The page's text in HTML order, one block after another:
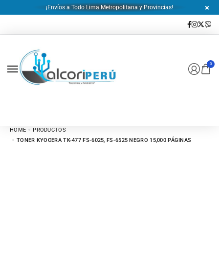
¡Envíos a Todo Lima Metropolitana y Provincias!
0
HOME
PRODUCTOS
TONER KYOCERA TK-477 FS-6025, FS-6525 NEGRO 15,000 PÁGINAS